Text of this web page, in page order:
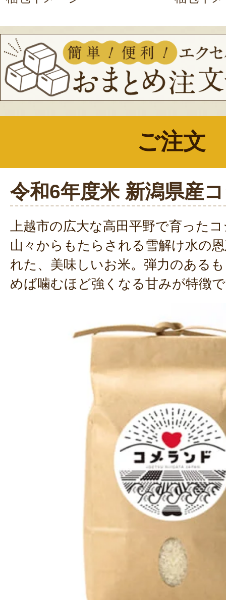
ご注文
令和6年度米 新潟県産
上越市の広大な高田平野で育った
山々からもたらされる雪解け水の
れた、美味しいお米。弾力のある
めば噛むほど強くなる甘みが特徴